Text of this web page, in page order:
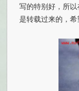
写的特别好，所
是转载过来的，希